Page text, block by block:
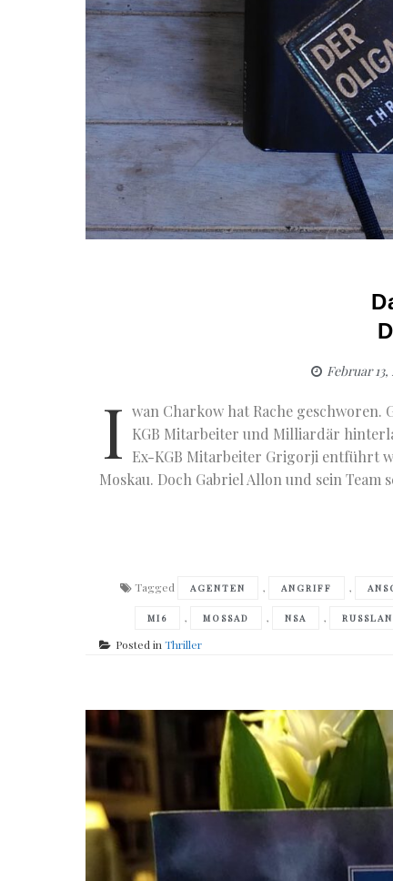
Februar 13,
I wan Charkow hat Rache
KGB Mitarbeiter und Milliardär
Ex-KGB Mitarbeiter Grigorji entführt
Moskau. Doch Gabriel Allon und sein Team
Tagged AGENTEN , ANGRIFF ,
MI6 , MOSSAD , NSA ,
Posted inThriller